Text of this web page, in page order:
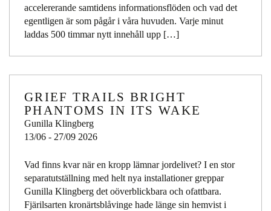
accelererande samtidens informationsflöden och vad det
egentligen är som pågår i våra huvuden. Varje minut
laddas 500 timmar nytt innehåll upp […]
GRIEF TRAILS BRIGHT
PHANTOMS IN ITS WAKE
Gunilla Klingberg
13/06 - 27/09 2026
Vad finns kvar när en kropp lämnar jordelivet? I en stor
separatutställning med helt nya installationer greppar
Gunilla Klingberg det oöverblickbara och ofattbara.
Fjärilsarten kronärtsblåvinge hade länge sin hemvist i